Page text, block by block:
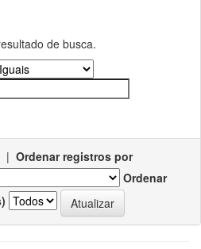
de busca.
| Ordenar registros por
Ordenar